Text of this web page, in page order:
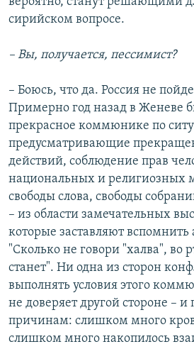
сирийском вопросе.
– Вы, получается, пессимист?
– Боюсь, что да. Россия не
Примерно год назад в Женеве
прекрасное коммюнике по
предусматривающие
действий, соблюдение прав
национальных и религиозных
свободы слова, свободы
– из области замечательных
которые заставляют вспомнить
"Сколько не говори "халва", во
станет". Ни одна из сторон
выполнять условия этого
не доверяет другой стороне –
причинам: слишком много
слишком много накопилось